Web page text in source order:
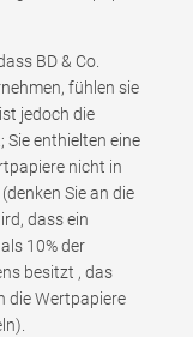
BD & Co.
fühlen sie
jedoch die
enthielten eine
nicht in
Sie an die
dass ein
10% der
besitzt , das
die Wertpapiere